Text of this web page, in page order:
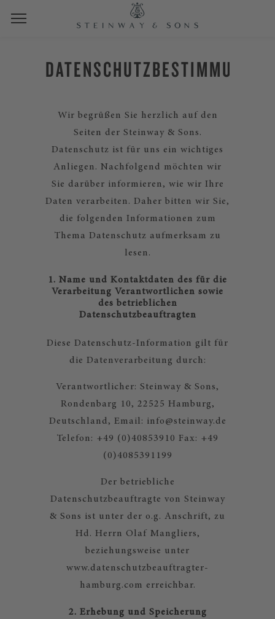
DATENSCHUTZBESTIMMUNGEN
Wir begrüßen Sie herzlich auf den
Seiten der Steinway & Sons.
Datenschutz ist für uns ein wichtiges
Anliegen. Nachfolgend möchten wir
Sie darüber informieren, wie wir Ihre
Daten verarbeiten. Daher bitten wir Sie,
die folgenden Informationen zum
Thema Datenschutz aufmerksam zu
lesen.
1. Name und Kontaktdaten des für die
Verarbeitung Verantwortlichen sowie
des betrieblichen
Datenschutzbeauftragten
Diese Datenschutz-Information gilt für
die Datenverarbeitung durch:
Verantwortlicher: Steinway & Sons,
Rondenbarg 10, 22525 Hamburg,
Deutschland, Email: info@steinway.de
Telefon: +49 (0)40853910 Fax: +49
(0)4085391199
Der betriebliche
Datenschutzbeauftragte von Steinway
& Sons ist unter der o.g. Anschrift, zu
Hd. Herrn Olaf Mangliers,
beziehungsweise unter
www.datenschutzbeauftragter-
hamburg.com erreichbar.
2. Erhebung und Speicherung